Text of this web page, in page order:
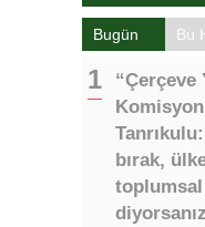
Bugün Bu
“Çerçeve
bırak,
toplumsal